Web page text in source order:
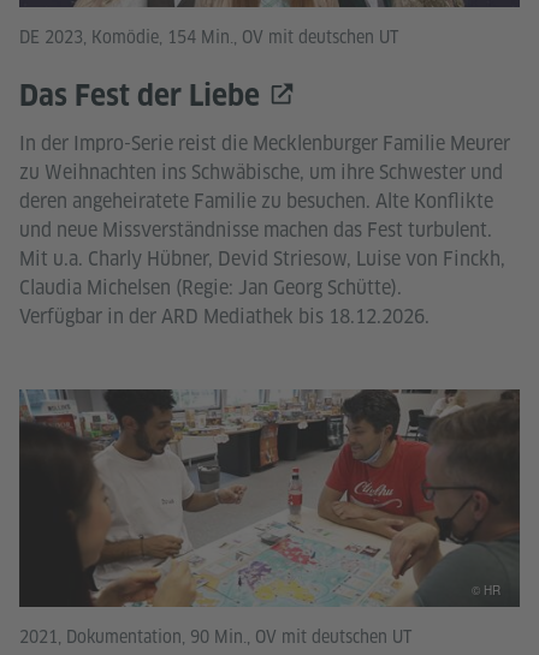
DE 2023, Komödie, 154 Min., OV mit deutschen UT
Das Fest der Liebe
In der Impro-Serie reist die Mecklenburger Familie Meurer
zu Weihnachten ins Schwäbische, um ihre Schwester und
deren angeheiratete Familie zu besuchen. Alte Konflikte
und neue Missverständnisse machen das Fest turbulent.
Mit u.a. Charly Hübner, Devid Striesow, Luise von Finckh,
Claudia Michelsen (Regie: Jan Georg Schütte).
Verfügbar in der ARD Mediathek bis 18.12.2026.
2021, Dokumentation, 90 Min., OV mit deutschen UT
© HR